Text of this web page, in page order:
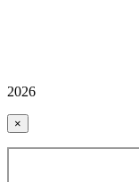
2026
×